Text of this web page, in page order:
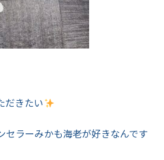
だきたい
セラーみかも海老が好きなんです